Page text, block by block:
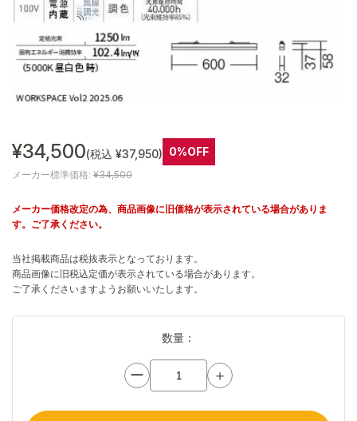
¥34,500(税込 ¥37,950) 0%OFF
メーカー標準価格: ¥34,500
メーカー価格改定の為、商品画像に旧価格が表示されている場合がありま
す。ご了承ください。
当社掲載商品は税抜表示となっております。
商品画像に旧税込定価が表示されている場合があります。
ご了承くださいますようお願いいたします。
数量：
ー ＋